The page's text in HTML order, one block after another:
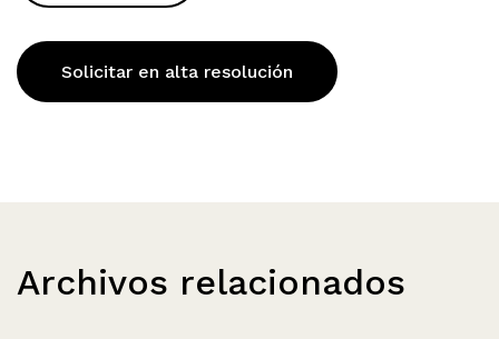
Solicitar en alta resolución
Archivos relacionados